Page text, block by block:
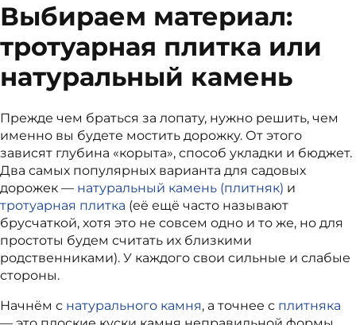
Выбираем материал:
тротуарная плитка или
натуральный камень
Прежде чем браться за лопату, нужно решить, чем
именно вы будете мостить дорожку. От этого
зависят глубина «корыта», способ укладки и бюджет.
Два самых популярных варианта для садовых
дорожек — натуральный камень (плитняк) и
тротуарная плитка (её ещё часто называют
брусчаткой, хотя это не совсем одно и то же, но для
простоты будем считать их близкими
родственниками). У каждого свои сильные и слабые
стороны.
Начнём с натурального камня, а точнее с плитняка